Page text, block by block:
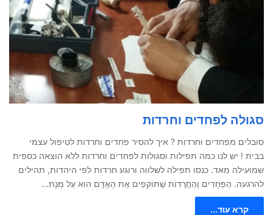
סגולה לפחדים וחרדות
סובלים מפחדים וחרדות ? איך להסיר פחדים וחרדות לטיפול עצמי
בבית ! יש לנו כמה תפילות וסגולות לפחדים וחרדות ללא הוצאה כספית
שמועילה מאד. כנסו תפילה לשלווה ורוגע חרדות לפי היהדות, תהילים
להרגעה. הַפְּחָדִים וְהַחֲרָדוֹת שֶׁתּוֹקְפִים אֶת הָאָדָם הוּא עַל מְנָת…
קרא עוד...